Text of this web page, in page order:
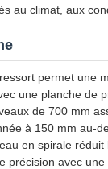
au climat, aux
permet une
une planche de
de 700 mm
à 150 mm au-
en spirale
précision avec